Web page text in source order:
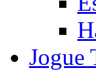
Jogue